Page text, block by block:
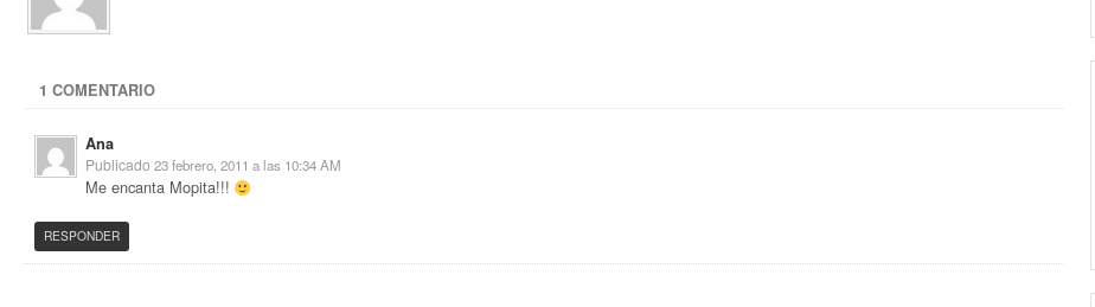
1 COMENTARIO
Ana
Publicado 23 febrero, 2011 a las 10:34 AM
Me encanta Mopita!!!
RESPONDER